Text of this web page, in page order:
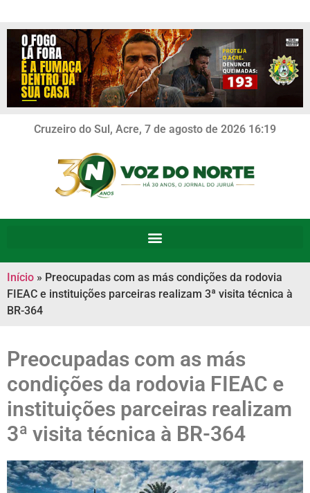
Cruzeiro do Sul, Acre, 7 de agosto de 2026 16:19
Início » Preocupadas com as más condições da rodovia
FIEAC e instituições parceiras realizam 3ª visita técnica à
BR-364
Preocupadas com as más
condições da rodovia FIEAC e
instituições parceiras realizam
3ª visita técnica à BR-364